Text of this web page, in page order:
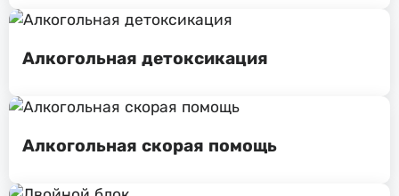
Алкогольная детоксикация
Алкогольная скорая помощь